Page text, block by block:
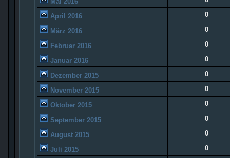
April 2016 0
März 2016 0
Februar 2016 0
Januar 2016 0
Dezember 2015 0
November 2015 0
Oktober 2015 0
September 2015 0
August 2015 0
Juli 2015 0